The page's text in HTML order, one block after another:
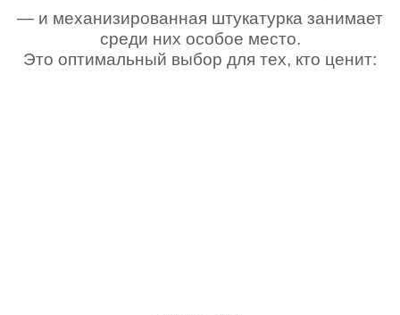
— и механизированная штукатурка занимает
среди них особое место.
Это оптимальный выбор для тех, кто ценит: